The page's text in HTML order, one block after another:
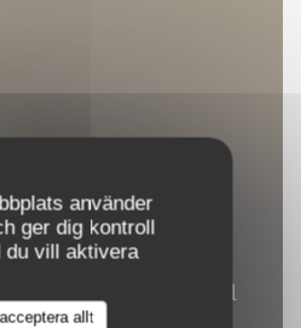
använder
ger dig kontroll
du vill aktivera
allt
Le Chicoula